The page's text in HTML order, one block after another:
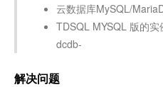
云数据库MySQL/
TDSQL MYSQL 版的
dcdb-
解决问题